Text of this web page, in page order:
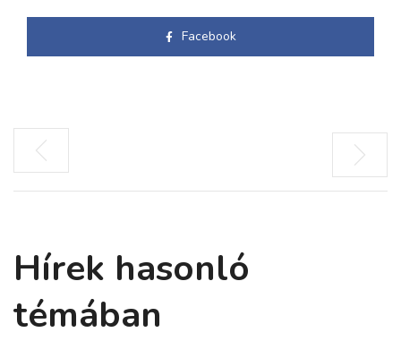
Facebook
Hírek hasonló
témában